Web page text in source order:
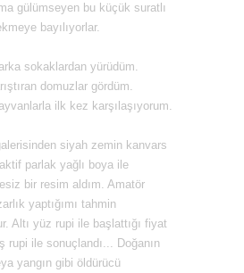
gülümseyen bu küçük suratlı
bayılıyorlar.
sokaklardan yürüdüm.
domuzlar gördüm.
ilk kez karşılaşıyorum.
siyah zemin kanvars
parlak yağlı boya ile
bir resim aldım. Amatör
yaptığımı tahmin
Altı yüz rupi ile başlattığı fiyat
rupi ile sonuçlandı... Doğanın
yangın gibi öldürücü